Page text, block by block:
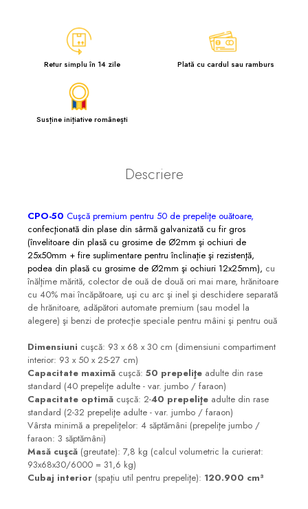
Retur simplu în 14 zile Plată cu cardul sau ramburs
Susține inițiative românești
Descriere
CPO-50 Cuşcă premium pentru 50 de prepeliţe ouătoare,
confecţionată din plase din sârmă galvanizată cu fir gros
(învelitoare din plasă cu grosime de Ø2mm şi ochiuri de
25x50mm + fire suplimentare pentru înclinaţie şi rezistenţă,
podea din plasă cu grosime de Ø2mm şi ochiuri 12x25mm), cu
înălţime mărită, colector de ouă de două ori mai mare, hrănitoare
cu 40% mai încăpătoare, uşi cu arc şi inel şi deschidere separată
de hrănitoare, adăpători automate premium (sau model la
alegere) şi benzi de protecţie speciale pentru mâini şi pentru ouă
Dimensiuni cuşcă: 93 x 68 x 30 cm (dimensiuni compartiment
interior: 93 x 50 x 25-27 cm)
Capacitate maximă cuşcă: 50 prepeliţe adulte din rase
standard (40 prepeliţe adulte - var. jumbo / faraon)
Capacitate optimă cuşcă: 2-40 prepeliţe adulte din rase
standard (2-32 prepeliţe adulte - var. jumbo / faraon)
Vârsta minimă a prepeliţelor: 4 săptămâni (prepeliţe jumbo /
faraon: 3 săptămâni)
Masă cuşcă (greutate): 7,8 kg (calcul volumetric la curierat:
93x68x30/6000 = 31,6 kg)
Cubaj interior (spaţiu util pentru prepeliţe): 120.900 cm³